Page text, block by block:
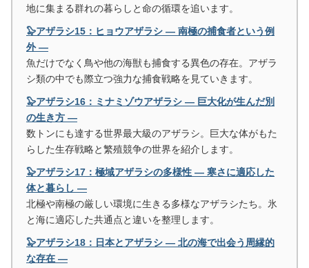
地に集まる群れの暮らしと命の循環を追います。
🦭アザラシ15：ヒョウアザラシ ― 南極の捕食者という例
外 ―
魚だけでなく鳥や他の海獣も捕食する異色の存在。アザラ
シ類の中でも際立つ強力な捕食戦略を見ていきます。
🦭アザラシ16：ミナミゾウアザラシ ― 巨大化が生んだ別
の生き方 ―
数トンにも達する世界最大級のアザラシ。巨大な体がもた
らした生存戦略と繁殖競争の世界を紹介します。
🦭アザラシ17：極域アザラシの多様性 ― 寒さに適応した
体と暮らし ―
北極や南極の厳しい環境に生きる多様なアザラシたち。氷
と海に適応した共通点と違いを整理します。
🦭アザラシ18：日本とアザラシ ― 北の海で出会う周縁的
な存在 ―